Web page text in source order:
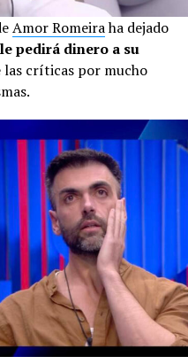
Amor Romeiraha dejado
pedirá dinero a su
críticas por mucho